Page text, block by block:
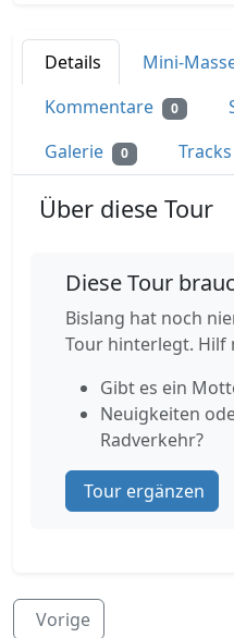
Details Mini-
Kommentare 0
Galerie 0 Tracks
Über diese Tour
Diese Tour
Bislang hat noch
Tour hinterlegt. Hilf
Gibt es ein
Neuigkeiten
Radverkehr?
Tour ergänzen
Vorige